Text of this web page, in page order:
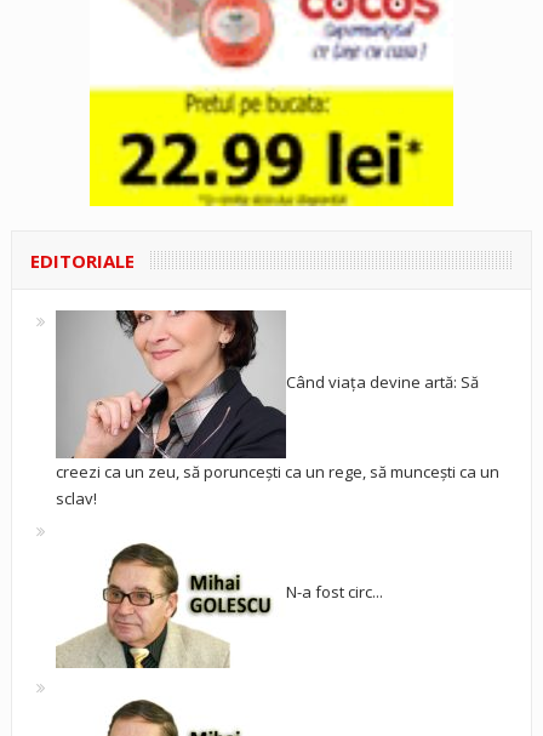
EDITORIALE
Când viața devine artă: Să
creezi ca un zeu, să poruncești ca un rege, să muncești ca un
sclav!
N-a fost circ...